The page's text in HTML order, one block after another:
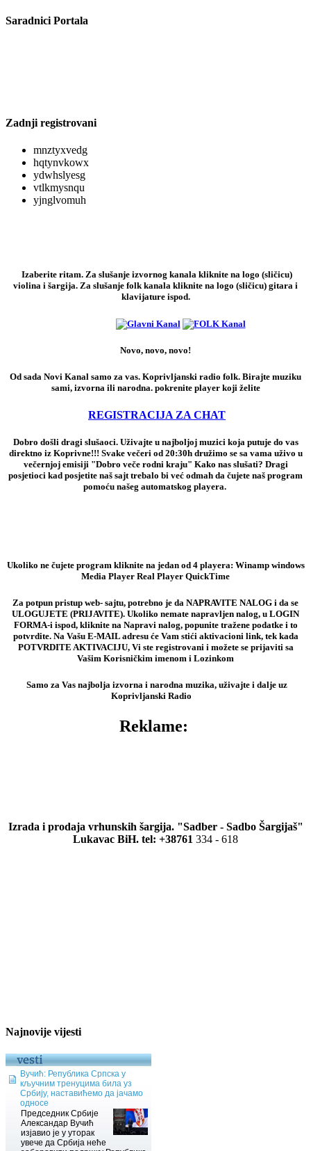
Saradnici Portala
Zadnji registrovani
mnztyxvedg
hqtynvkowx
ydwhslyesg
vtlkmysnqu
yjnglvomuh
Izaberite ritam. Za slušanje izvornog kanala kliknite na logo (sličicu)
violina i šargija. Za slušanje folk kanala kliknite na logo (sličicu) gitara i
klavijature ispod.
Novo, novo, novo!
Od sada Novi Kanal samo za vas. Koprivljanski radio folk. Birajte muziku
sami, izvorna ili narodna. pokrenite player koji želite
REGISTRACIJA ZA CHAT
Dobro došli dragi slušaoci. Uživajte u najboljoj muzici koja putuje do vas
direktno iz Koprivne!!! Svake večeri od 20:30h družimo se sa vama uživo u
večernjoj emisiji "Dobro veče rodni kraju" Kako nas slušati? Dragi
posjetioci kad posjetite naš sajt trebalo bi već odmah da čujete naš program
pomoću našeg automatskog playera.
Ukoliko ne čujete program kliknite na jedan od 4 playera: Winamp windows
Media Player Real Player QuickTime
Za potpun pristup web- sajtu, potrebno je da NAPRAVITE NALOG i da se
ULOGUJETE (PRIJAVITE). Ukoliko nemate napravljen nalog, u LOGIN
FORMA-i ispod, kliknite na Napravi nalog, popunite tražene podatke i to
potvrdite. Na Vašu E-MAIL adresu će Vam stići aktivacioni link, tek kada
POTVRDITE AKTIVACIJU, Vi ste registrovani i možete se prijaviti sa
Vašim Korisničkim imenom i Lozinkom
Samo za Vas najbolja izvorna i narodna muzika, uživajte i dalje uz
Koprivljanski Radio
Reklame:
Izrada i prodaja vrhunskih šargija. "Sadber - Sadbo Šargijaš"
Lukavac BiH. tel: +38761 334 - 618
Najnovije vijesti